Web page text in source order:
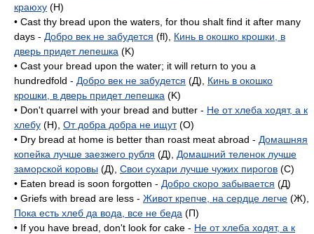
краюху (H)
• Cast thy bread upon the waters, for thou shalt find it after many
days - Добро век не забудется (fl), Кинь в окошко крошки, в
дверь придет лепешка (K)
• Cast your bread upon the water; it will return to you a
hundredfold - Добро век не забудется (Д), Кинь в окошко
крошки, в дверь придет лепешка (K)
• Don't quarrel with your bread and butter - Не от хлеба ходят, а к
хлебу (H), От добра добра не ищут(O)
• Dry bread at home is better than roast meat abroad - Домашняя
копейка лучше заезжего рубля (Д), Домашний теленок лучше
заморской коровы (Д), Свои сухари лучше чужих пирогов (C)
• Eaten bread is soon forgotten - Добро скоро забывается (Д)
• Griefs with bread are less - Живот крепче, на сердце легче (Ж),
Пока есть хлеб да вода, все не беда (П)
• If you have bread, don't look for cake - Не от хлеба ходят, а к